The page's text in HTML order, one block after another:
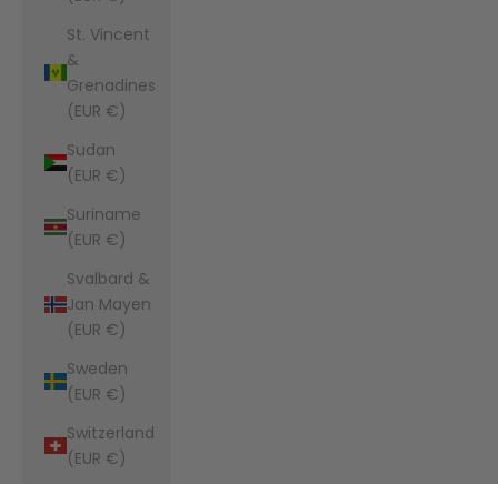
St. Vincent
&
Grenadines
(EUR €)
Sudan
(EUR €)
Suriname
(EUR €)
Svalbard &
Jan Mayen
(EUR €)
Sweden
(EUR €)
Switzerland
(EUR €)